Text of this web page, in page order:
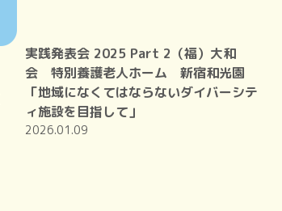
実践発表会 2025 Part 2（福）大和
会 特別養護老人ホーム 新宿和光園
「地域になくてはならないダイバーシテ
ィ施設を目指して」
2026.01.09